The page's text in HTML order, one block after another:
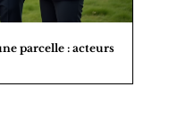
parcelle : acteurs